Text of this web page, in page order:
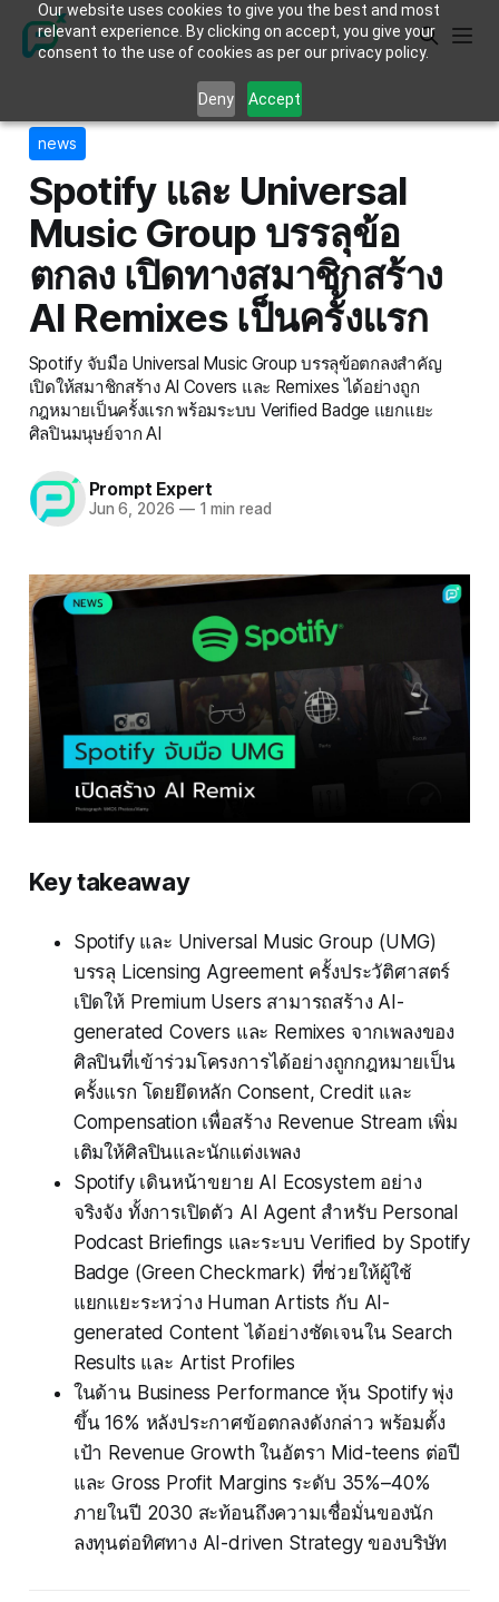
Our website uses cookies to give you the best and most
relevant experience. By clicking on accept, you give your
consent to the use of cookies as per our privacy policy.
Deny Accept
news
Spotify และ Universal
Music Group บรรลุข้อ
ตกลง เปิดทางสมาชิกสร้าง
AI Remixes เป็นครั้งแรก
Spotify จับมือ Universal Music Group บรรลุข้อตกลงสำคัญ
เปิดให้สมาชิกสร้าง AI Covers และ Remixes ได้อย่างถูก
กฎหมายเป็นครั้งแรก พร้อมระบบ Verified Badge แยกแยะ
ศิลปินมนุษย์จาก AI
Prompt Expert
Jun 6, 2026 —1 min read
Key takeaway
Spotify และ Universal Music Group (UMG)
บรรลุ Licensing Agreement ครั้งประวัติศาสตร์
เปิดให้ Premium Users สามารถสร้าง AI-
generated Covers และ Remixes จากเพลงของ
ศิลปินที่เข้าร่วมโครงการได้อย่างถูกกฎหมายเป็น
ครั้งแรก โดยยึดหลัก Consent, Credit และ
Compensation เพื่อสร้าง Revenue Stream เพิ่ม
เติมให้ศิลปินและนักแต่งเพลง
Spotify เดินหน้าขยาย AI Ecosystem อย่าง
จริงจัง ทั้งการเปิดตัว AI Agent สำหรับ Personal
Podcast Briefings และระบบ Verified by Spotify
Badge (Green Checkmark) ที่ช่วยให้ผู้ใช้
แยกแยะระหว่าง Human Artists กับ AI-
generated Content ได้อย่างชัดเจนใน Search
Results และ Artist Profiles
ในด้าน Business Performance หุ้น Spotify พุ่ง
ขึ้น 16% หลังประกาศข้อตกลงดังกล่าว พร้อมตั้ง
เป้า Revenue Growth ในอัตรา Mid-teens ต่อปี
และ Gross Profit Margins ระดับ 35%–40%
ภายในปี 2030 สะท้อนถึงความเชื่อมั่นของนัก
ลงทุนต่อทิศทาง AI-driven Strategy ของบริษัท